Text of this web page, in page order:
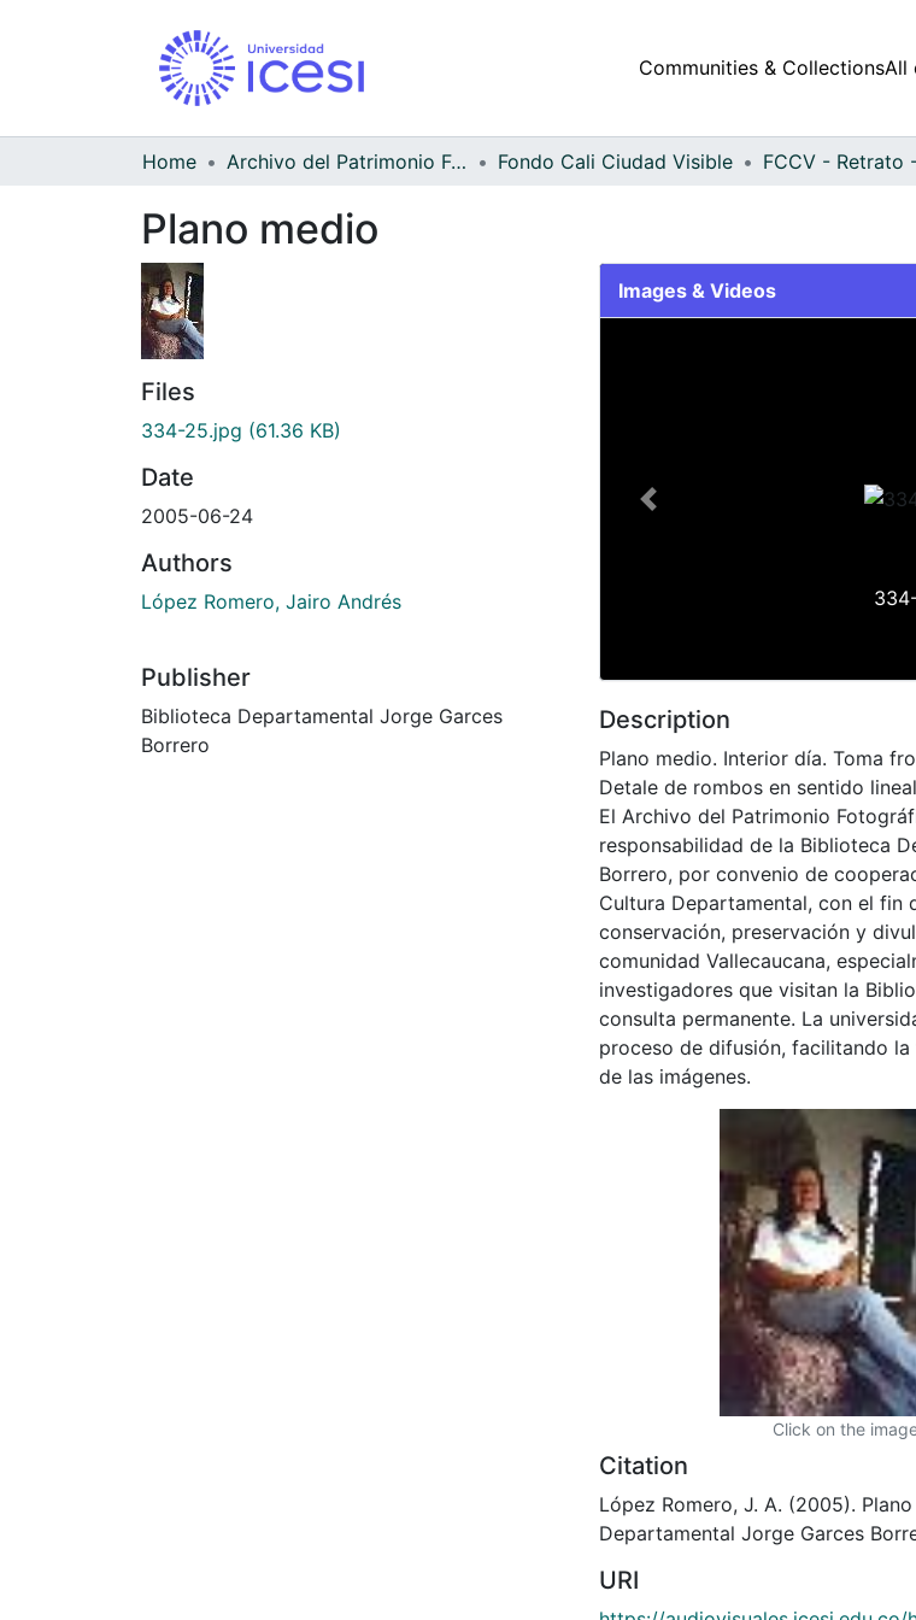
Communities & CollectionsAll
Home Archivo del Patrimonio Fotográfico y Fílmico del Valle del Cauca Fondo Cali Ciudad Visible
Plano medio
Files
334-25.jpg (61.36 KB)
Date
2005-06-24
Authors
López Romero, Jairo Andrés
Publisher
Biblioteca Departamental Jorge Garces
Borrero
Images & Videos
Previous
Description
Plano medio. Interior día. Toma
Detale de rombos en sentido
El Archivo del Patrimonio
responsabilidad de la Biblioteca
Borrero, por convenio de
Cultura Departamental, con el fin
conservación, preservación y
comunidad Vallecaucana,
investigadores que visitan la
consulta permanente. La
proceso de difusión, facilitando
de las imágenes.
Click on the
Citation
López Romero, J. A. (2005).
Departamental Jorge Garces
URI